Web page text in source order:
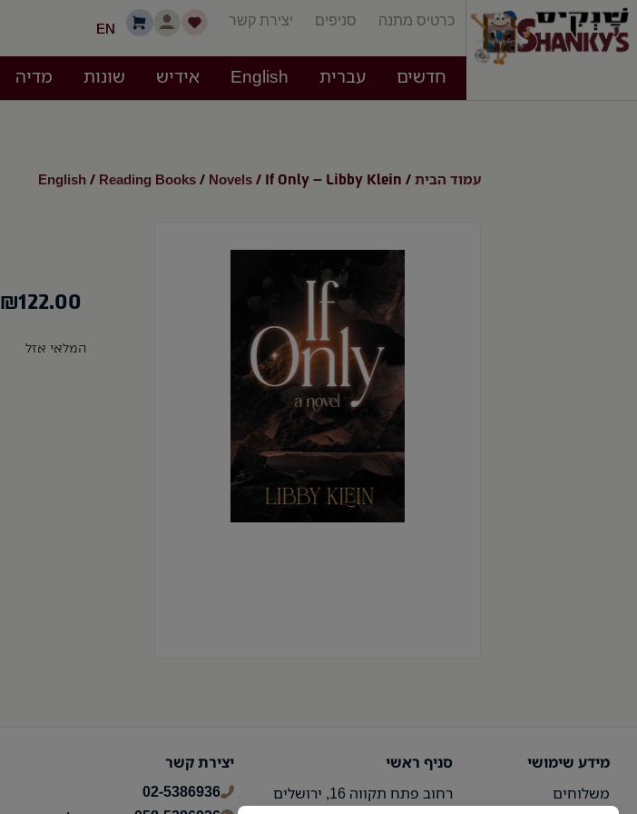
כרטיס מתנה סניפים יצירת קשר EN
חדשים עברית English אידיש שונות מדיה
עמוד הבית /
English / Reading Books / Novels / If Only – Libby Klein
₪122.00
המלאי אזל
מידע שימושי
משלוחים
סניף ראשי
רחוב פתח תקווה 16, ירושלים
יצירת קשר
02-5386936